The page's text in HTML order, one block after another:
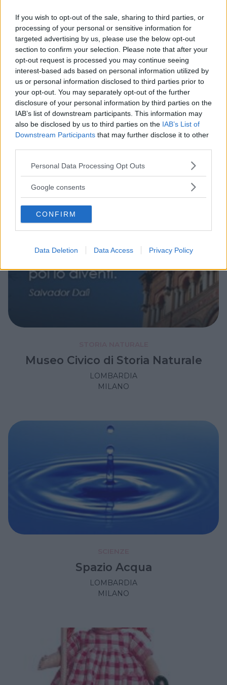
If you wish to opt-out of the sale, sharing to third parties, or
processing of your personal or sensitive information for
targeted advertising by us, please use the below opt-out
section to confirm your selection. Please note that after your
opt-out request is processed you may continue seeing
interest-based ads based on personal information utilized by
us or personal information disclosed to third parties prior to
your opt-out. You may separately opt-out of the further
disclosure of your personal information by third parties on the
IAB’s list of downstream participants. This information may
also be disclosed by us to third parties on the IAB’s List of
Downstream Participants that may further disclose it to other
Please note that this website/app uses one or more Google
not limited to your visit or usage behaviour. You may click to
use your data for below specified purposes in below Google
consent section.
Personal Data Processing Opt Outs
Google consents
CONFIRM
Data Deletion Data Access Privacy Policy
STORIA NATURALE
Museo Civico dei fossili
LOMBARDIA
BESANO (VARESE)
Museo Civico di Storia Naturale
LOMBARDIA
MILANO
Spazio Acqua
LOMBARDIA
MILANO